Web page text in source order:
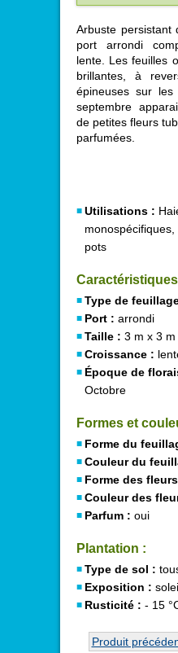
Arbuste persistant
port arrondi
lente. Les feuilles
brillantes, à
épineuses sur
septembre
de petites fleurs
parfumées.
Utilisations :
pots
Type de
Port : arrondi
Taille : 3 m x 3 m
Croissance :
Époque de
Octobre
Formes et
Forme du
Couleur du
Forme des
Couleur des
Parfum : oui
Plantation :
Type de sol :
Exposition :
Rusticité : - 15
Produit